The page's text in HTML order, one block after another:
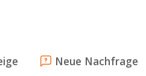
Neue Nachfrage